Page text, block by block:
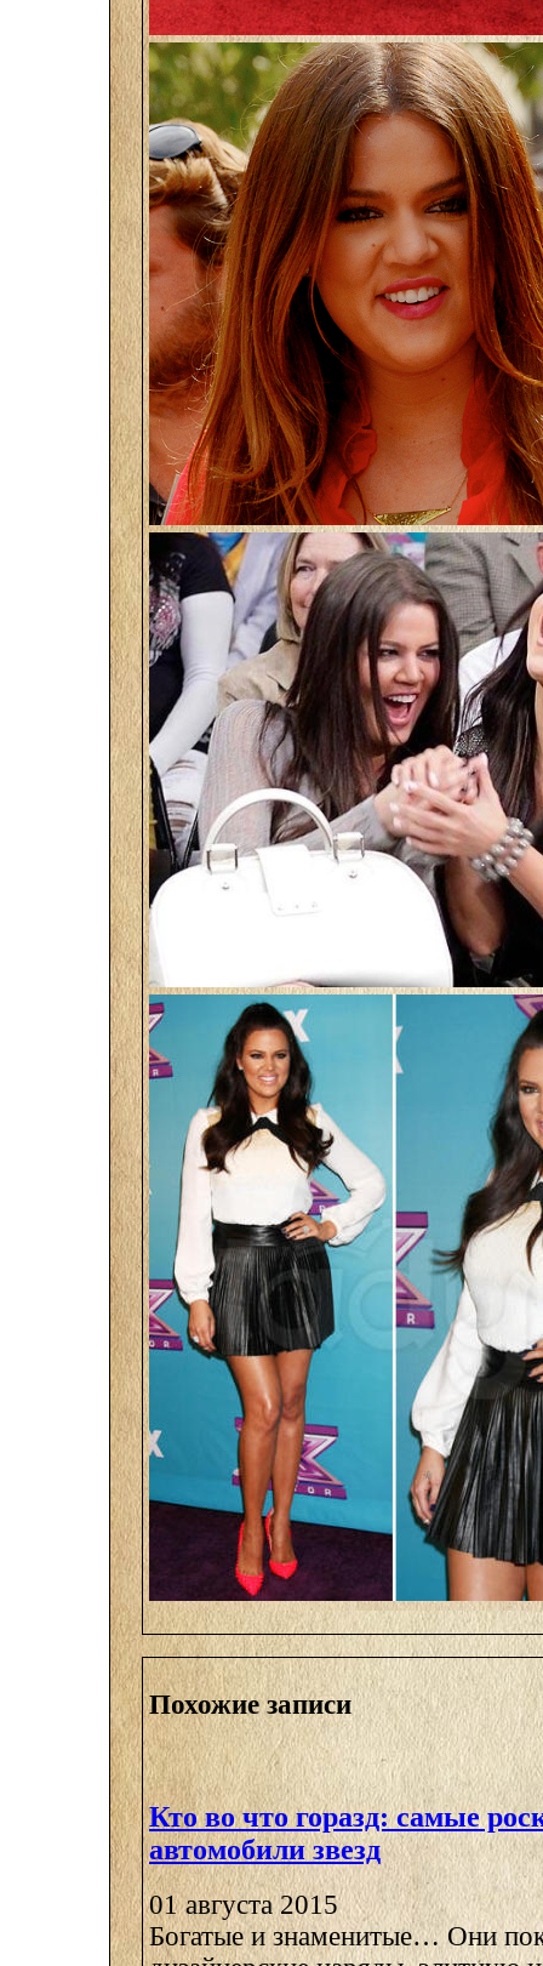
Похожие записи
Кто во что горазд: самые
автомобили звезд
01 августа 2015
Богатые и знаменитые… Они